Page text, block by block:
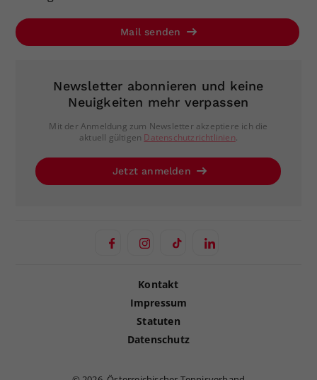
Mail senden
Newsletter abonnieren und keine
Neuigkeiten mehr verpassen
Mit der Anmeldung zum Newsletter akzeptiere ich die
aktuell gültigen Datenschutzrichtlinien.
Jetzt anmelden
Kontakt
Impressum
Statuten
Datenschutz